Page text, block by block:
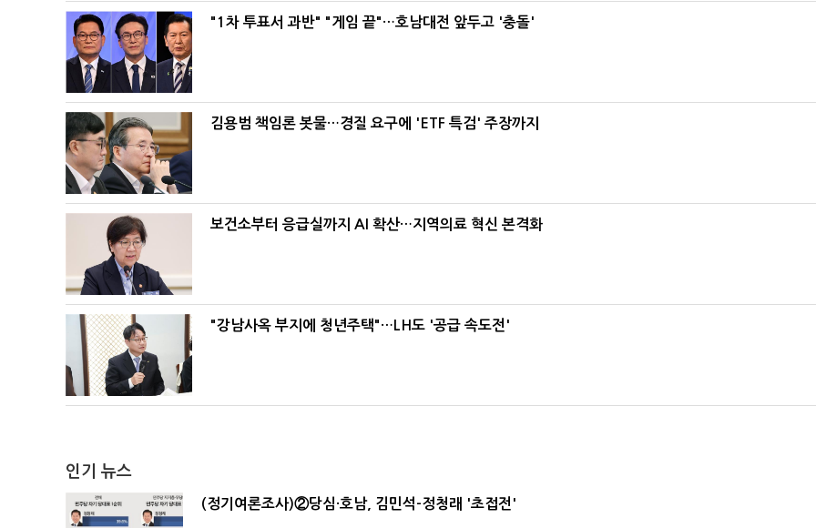
"1차 투표서 과반" "게임 끝"…호남대전 앞두고 '충돌'
김용범 책임론 봇물…경질 요구에 'ETF 특검' 주장까지
보건소부터 응급실까지 AI 확산…지역의료 혁신 본격화
"강남사옥 부지에 청년주택"…LH도 '공급 속도전'
인기 뉴스
(정기여론조사)②당심·호남, 김민석-정청래 '초접전'